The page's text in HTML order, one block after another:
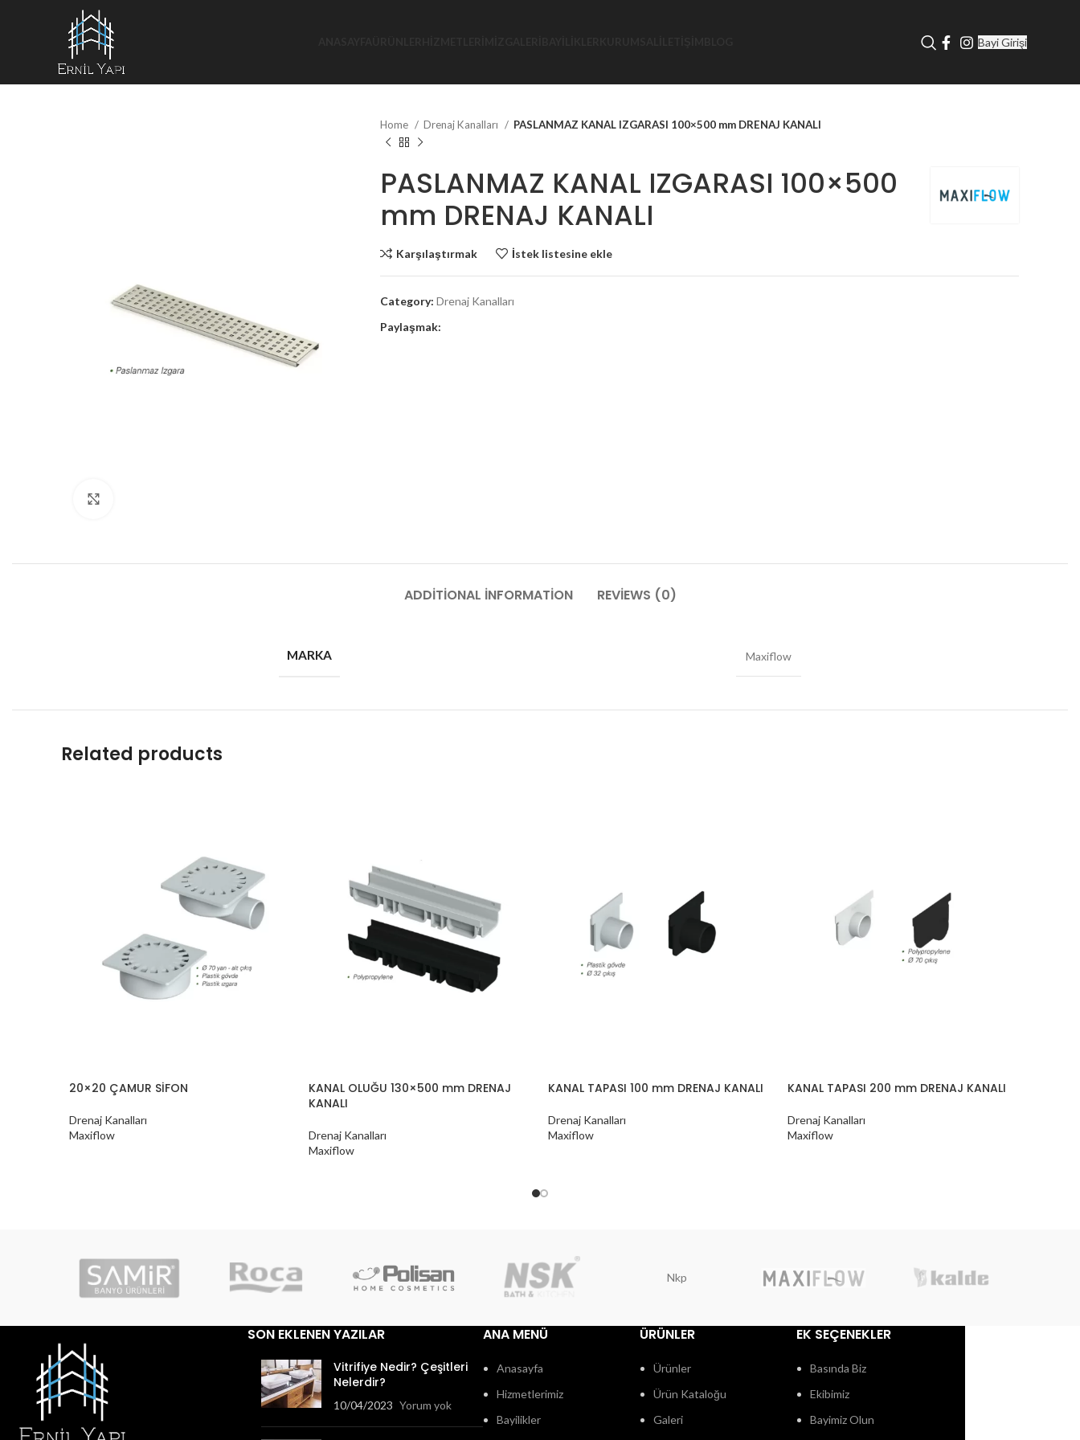
Bayi Girişi
Home Drenaj Kanalları PASLANMAZ KANAL IZGARASI 100×500 mm DRENAJ KANALI
PASLANMAZ KANAL IZGARASI 100×500
mm DRENAJ KANALI
Karşılaştırmak İstek listesine ekle
Category: Drenaj Kanalları
Paylaşmak:
ADDITIONAL INFORMATION REVIEWS (0)
MARKA Maxiflow
Related products
20×20 ÇAMUR SİFON
Drenaj Kanalları
Maxiflow
KANAL OLUĞU 130×500 mm DRENAJ
KANALI
Drenaj Kanalları
Maxiflow
KANAL TAPASI 100 mm DRENAJ KANALI
Drenaj Kanalları
Maxiflow
KANAL TAPASI 200 mm DRENAJ KANALI
Drenaj Kanalları
Maxiflow
Nkp
SON EKLENEN YAZILAR
Vitrifiye Nedir? Çeşitleri
Nelerdir?
10/04/2023 Yorum yok
ANA MENÜ
Anasayfa
Hizmetlerimiz
Bayilikler
ÜRÜNLER
Ürünler
Ürün Kataloğu
Galeri
EK SEÇENEKLER
Basında Biz
Ekibimiz
Bayimiz Olun